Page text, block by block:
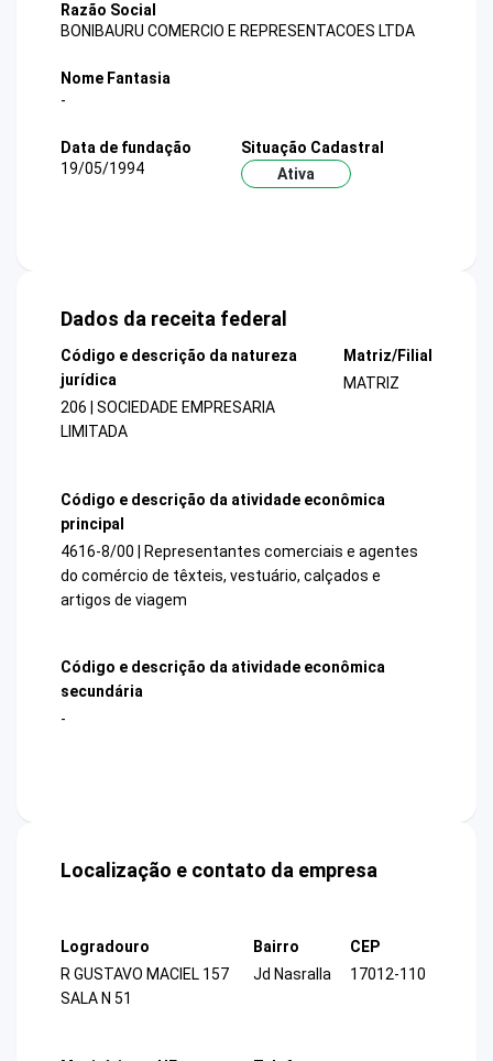
Razão Social
BONIBAURU COMERCIO E REPRESENTACOES LTDA
Nome Fantasia
-
Data de fundação
19/05/1994
Situação Cadastral
Ativa
Dados da receita federal
Código e descrição da natureza
jurídica
206 | SOCIEDADE EMPRESARIA
LIMITADA
Matriz/Filial
MATRIZ
Código e descrição da atividade econômica
principal
4616-8/00 | Representantes comerciais e agentes
do comércio de têxteis, vestuário, calçados e
artigos de viagem
Código e descrição da atividade econômica
secundária
-
Localização e contato da empresa
Logradouro
R GUSTAVO MACIEL 157
SALA N 51
Bairro
Jd Nasralla
CEP
17012-110